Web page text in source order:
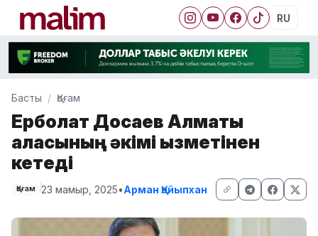
RU
Басты Қоғам
Ерболат Досаев Алматы
қаласының әкімі қызметінен
кетеді
Қоғам 23 мамыр, 2025•Арман Қайыпхан